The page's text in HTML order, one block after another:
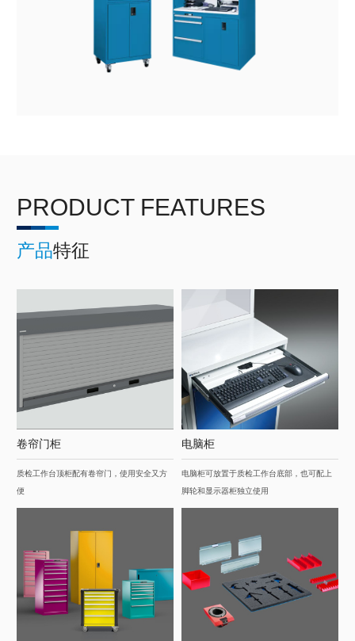
PRODUCT FEATURES
产品特征
卷帘门柜
质检工作台顶柜配有卷帘门，使用安全又方
便
电脑柜
电脑柜可放置于质检工作台底部，也可配上
脚轮和显示器柜独立使用